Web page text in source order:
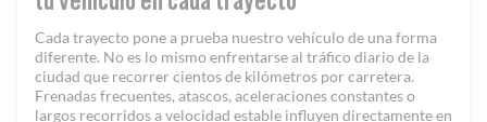
Solucionador de Problemas
Cada trayecto pone a prueba nuestro vehículo de una forma
diferente. No es lo mismo enfrentarse al tráfico diario de la
ciudad que recorrer cientos de kilómetros por carretera.
Frenadas frecuentes, atascos, aceleraciones constantes o
largos recorridos a velocidad estable influyen directamente en